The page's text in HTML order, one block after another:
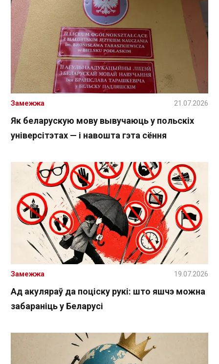
Як беларускую мову вывучаюць у польскіх
універсітэтах — і навошта гэта сёння
Замежжа 21.07.2026
Ад акуляраў да поціску рукі: што яшчэ можна
забараніць у Беларусі
Замежжа 19.07.2026